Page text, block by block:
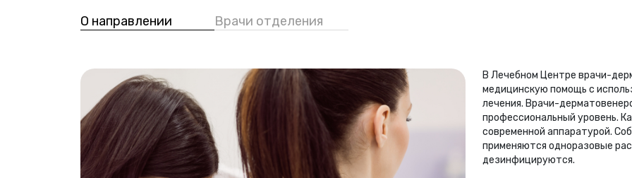
О направлении Врачи отделения
В Лечебном Центре врачи-
медицинскую помощь с
лечения. Врачи-
профессиональный уровень.
современной аппаратурой.
применяются одноразовые
дезинфицируются.